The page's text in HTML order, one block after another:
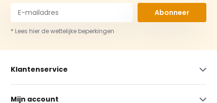
Abonneer
* Lees hier de wettelijke beperkingen
Klantenservice
Mijn account